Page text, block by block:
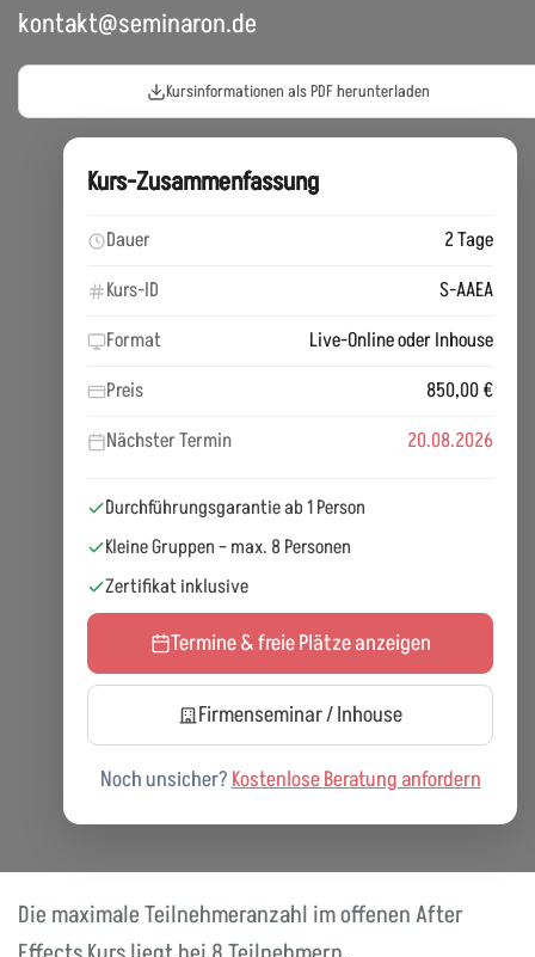
kontakt@seminaron.de
Kursinformationen als PDF herunterladen
Kurs-Zusammenfassung
Dauer
2 Tage
Kurs-ID
S-AAEA
Format
Live-Online oder Inhouse
Preis
850,00 €
Nächster Termin
20.08.2026
Durchführungsgarantie ab 1 Person
Kleine Gruppen – max. 8 Personen
Zertifikat inklusive
Termine & freie Plätze anzeigen
Firmenseminar / Inhouse
Noch unsicher?Kostenlose Beratung anfordern
Die maximale Teilnehmeranzahl im offenen After